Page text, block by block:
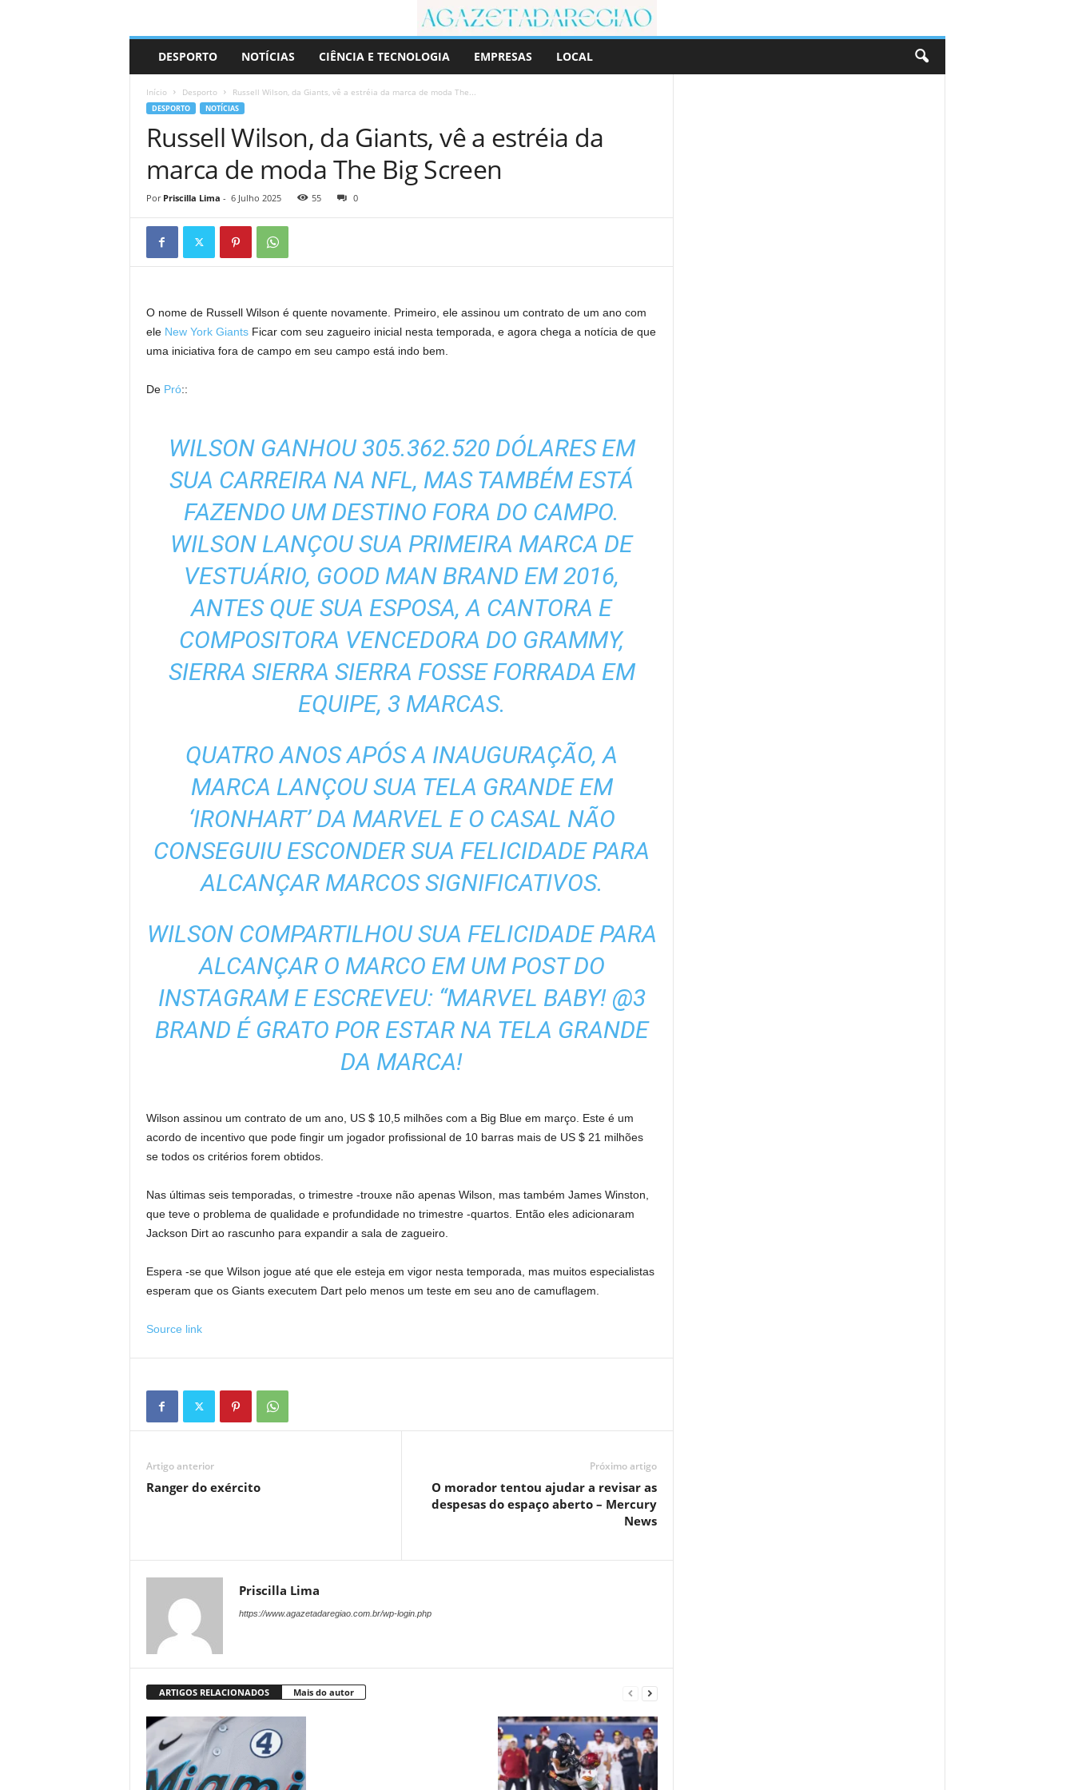
r
DESPORTO NOTÍCIAS CIÊNCIA E TECNOLOGIA EMPRESAS LOCAL
Início Desporto Russell Wilson, da Giants, vê a estréia da marca de moda The...
DESPORTO NOTÍCIAS
Russell Wilson, da Giants, vê a estréia da
marca de moda The Big Screen
Por Priscilla Lima - 6 Julho 2025 55 0
O nome de Russell Wilson é quente novamente. Primeiro, ele assinou um contrato de um ano com
ele New York GiantsFicar com seu zagueiro inicial nesta temporada, e agora chega a notícia de que
uma iniciativa fora de campo em seu campo está indo bem.
De Pró::
WILSON GANHOU 305.362.520 DÓLARES EM
SUA CARREIRA NA NFL, MAS TAMBÉM ESTÁ
FAZENDO UM DESTINO FORA DO CAMPO.
WILSON LANÇOU SUA PRIMEIRA MARCA DE
VESTUÁRIO, GOOD MAN BRAND EM 2016,
ANTES QUE SUA ESPOSA, A CANTORA E
COMPOSITORA VENCEDORA DO GRAMMY,
SIERRA SIERRA SIERRA FOSSE FORRADA EM
EQUIPE, 3 MARCAS.
QUATRO ANOS APÓS A INAUGURAÇÃO, A
MARCA LANÇOU SUA TELA GRANDE EM
‘IRONHART’ DA MARVEL E O CASAL NÃO
CONSEGUIU ESCONDER SUA FELICIDADE PARA
ALCANÇAR MARCOS SIGNIFICATIVOS.
WILSON COMPARTILHOU SUA FELICIDADE PARA
ALCANÇAR O MARCO EM UM POST DO
INSTAGRAM E ESCREVEU: “MARVEL BABY! @3
BRAND É GRATO POR ESTAR NA TELA GRANDE
DA MARCA!
Wilson assinou um contrato de um ano, US $ 10,5 milhões com a Big Blue em março. Este é um
acordo de incentivo que pode fingir um jogador profissional de 10 barras mais de US $ 21 milhões
se todos os critérios forem obtidos.
Nas últimas seis temporadas, o trimestre -trouxe não apenas Wilson, mas também James Winston,
que teve o problema de qualidade e profundidade no trimestre -quartos. Então eles adicionaram
Jackson Dirt ao rascunho para expandir a sala de zagueiro.
Espera -se que Wilson jogue até que ele esteja em vigor nesta temporada, mas muitos especialistas
esperam que os Giants executem Dart pelo menos um teste em seu ano de camuflagem.
Source link
Artigo anterior
Ranger do exército
Próximo artigo
O morador tentou ajudar a revisar as
despesas do espaço aberto – Mercury
News
Priscilla Lima
https://www.agazetadaregiao.com.br/wp-login.php
ARTIGOS RELACIONADOS Mais do autor